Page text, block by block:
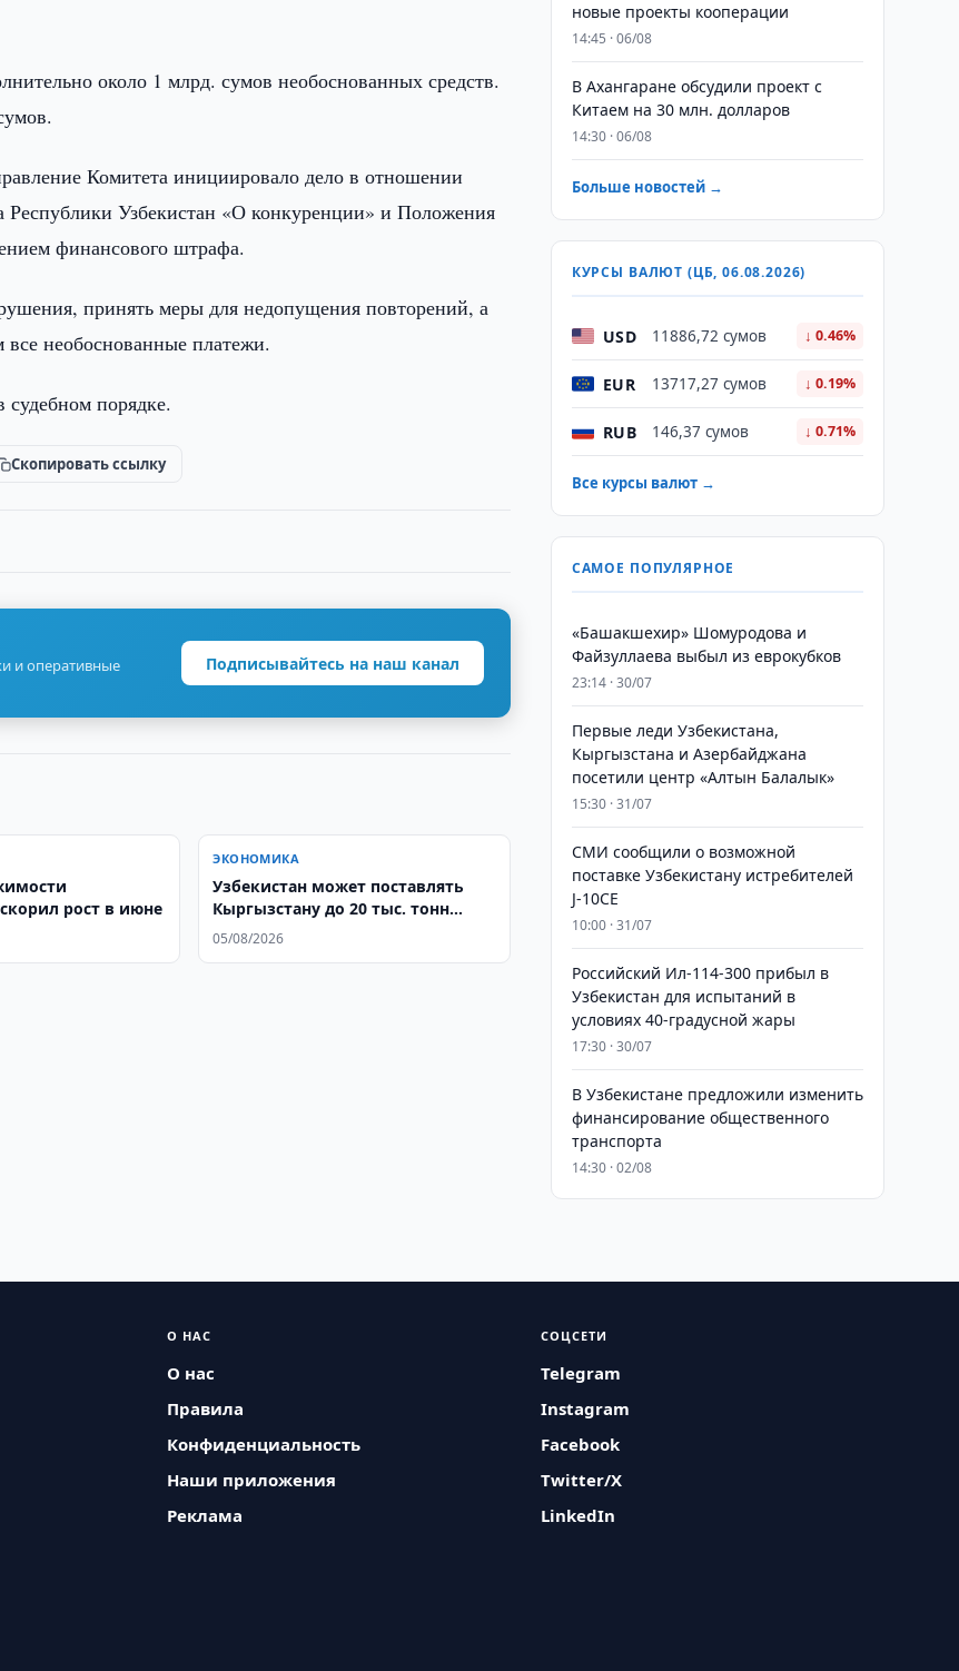
около 1 млрд. сумов необоснованных средств.
Комитета инициировало дело в отношении
Узбекистан «О конкуренции» и Положения
финансового штрафа.
принять меры для недопущения повторений, а
все необоснованные платежи.
судебном порядке.
Скопировать ссылку
и оперативные
Подписывайтесь на наш канал
рост в июне
ЭКОНОМИКА
Узбекистан может поставлять
Кыргызстану до 20 тыс. тонн
топлива
05/08/2026
новые проекты кооперации
14:45 · 06/08
В Ахангаране обсудили проект с
Китаем на 30 млн. долларов
14:30 · 06/08
Больше новостей →
КУРСЫ ВАЛЮТ (ЦБ, 06.08.2026)
USD 11886,72 сумов ↓ 0.46%
EUR 13717,27 сумов ↓ 0.19%
RUB 146,37 сумов ↓ 0.71%
Все курсы валют →
САМОЕ ПОПУЛЯРНОЕ
«Башакшехир» Шомуродова и
Файзуллаева выбыл из еврокубков
23:14 · 30/07
Первые леди Узбекистана,
Кыргызстана и Азербайджана
посетили центр «Алтын Балалык»
15:30 · 31/07
СМИ сообщили о возможной
поставке Узбекистану истребителей
J-10CE
10:00 · 31/07
Российский Ил-114-300 прибыл в
Узбекистан для испытаний в
условиях 40-градусной жары
17:30 · 30/07
В Узбекистане предложили изменить
финансирование общественного
транспорта
14:30 · 02/08
О НАС
О нас
Правила
Конфиденциальность
Наши приложения
Реклама
СОЦСЕТИ
Telegram
Instagram
Facebook
Twitter/X
LinkedIn